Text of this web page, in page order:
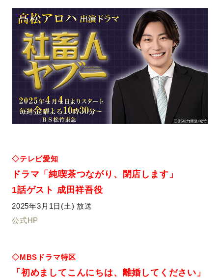
◇テレビ愛知
ドラマ「純喫茶つながり、閉店します」
1話ゲスト 成田祥吾役
2025年3月1日(土) 放送
公式HP
◇MBSドラマ特区
「初めましてこんにちは、離婚してください」